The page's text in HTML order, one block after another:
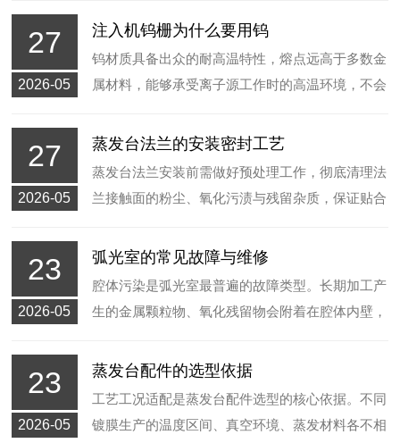
贴合度，适配设备腔体与运行结构。
27
2026-05
注入机钨栅为什么要用钨
钨材质具备出众的耐高温特性，熔点远高于多数金
属材料，能够承受离子源工作时的高温环境，不会
况使用要求。同时，钨材的抗等离子腐蚀性能良
好，可抵御长期离子冲刷带来的材质损耗，有效延
长配件的使用周期，减少设备频繁停机更换配件的
27
2026-05
蒸发台法兰的安装密封工艺
蒸发台法兰安装前需做好预处理工作，彻底清理法
兰接触面的粉尘、氧化污渍与残留杂质，保证贴合
果。同时要检查密封垫圈的完好状态，查看是否存
在变形、破损、老化等情况，不合格配件需及时更
换。
23
2026-05
弧光室的常见故障与维修
腔体污染是弧光室最普遍的故障类型。长期加工产
生的金属颗粒物、氧化残留物会附着在腔体内壁，
紊乱，影响镀膜成型效果。
23
2026-05
蒸发台配件的选型依据
工艺工况适配是蒸发台配件选型的核心依据。不同
镀膜生产的温度区间、真空环境、蒸发材料各不相